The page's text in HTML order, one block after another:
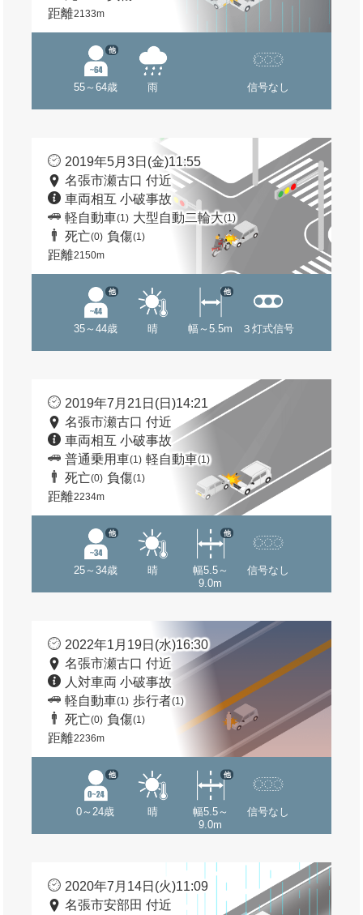
距離2133m
55～64歳
他
雨 信号なし
2019年5月3日(金)11:55
名張市瀬古口 付近
車両相互 小破事故
軽自動車(1) 大型自動二輪大(1)
死亡(0) 負傷(1)
距離2150m
35～44歳
他
晴 幅～5.5m
他
３灯式信号
2019年7月21日(日)14:21
名張市瀬古口 付近
車両相互 小破事故
普通乗用車(1) 軽自動車(1)
死亡(0) 負傷(1)
距離2234m
25～34歳
他
晴
幅5.5～
9.0m
他
信号なし
2022年1月19日(水)16:30
名張市瀬古口 付近
人対車両 小破事故
軽自動車(1) 歩行者(1)
死亡(0) 負傷(1)
距離2236m
0～24歳
他
晴
幅5.5～
9.0m
他
信号なし
2020年7月14日(火)11:09
名張市安部田 付近